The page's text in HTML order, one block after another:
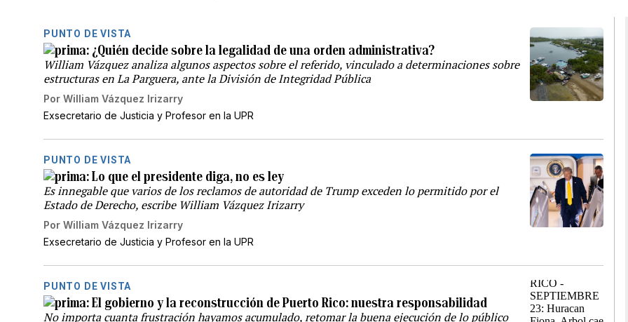
PUNTO DE VISTA
¿Quién decide sobre la legalidad de una orden administrativa?
William Vázquez analiza algunos aspectos sobre el referido, vinculado a determinaciones sobre
estructuras en La Parguera, ante la División de Integridad Pública
Por William Vázquez Irizarry
Exsecretario de Justicia y Profesor en la UPR
PUNTO DE VISTA
Lo que el presidente diga, no es ley
Es innegable que varios de los reclamos de autoridad de Trump exceden lo permitido por el
Estado de Derecho, escribe William Vázquez Irizarry
Por William Vázquez Irizarry
Exsecretario de Justicia y Profesor en la UPR
PUNTO DE VISTA
El gobierno y la reconstrucción de Puerto Rico: nuestra responsabilidad
No importa cuanta frustración hayamos acumulado, retomar la buena ejecución de lo público